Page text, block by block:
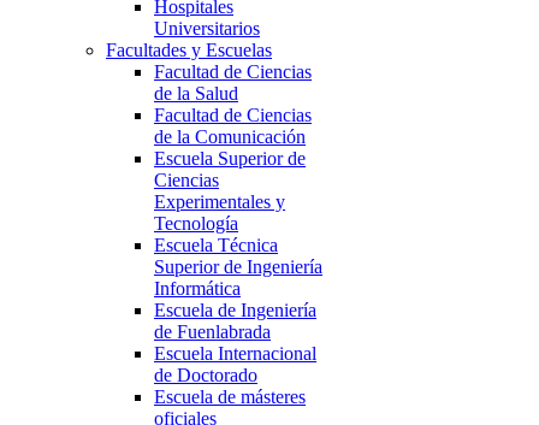
Hospitales
Universitarios
Facultades y Escuelas
Facultad de Ciencias
de la Salud
Facultad de Ciencias
de la Comunicación
Escuela Superior de
Ciencias
Experimentales y
Tecnología
Escuela Técnica
Superior de Ingeniería
Informática
Escuela de Ingeniería
de Fuenlabrada
Escuela Internacional
de Doctorado
Escuela de másteres
oficiales